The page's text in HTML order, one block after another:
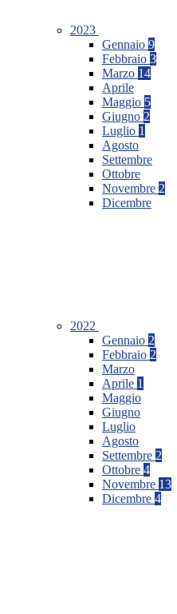
2023
Gennaio 9
Febbraio 3
Marzo 14
Aprile
Maggio 5
Giugno 2
Luglio 1
Agosto
Settembre
Ottobre
Novembre 2
Dicembre
2022
Gennaio 2
Febbraio 2
Marzo
Aprile 1
Maggio
Giugno
Luglio
Agosto
Settembre 2
Ottobre 4
Novembre 13
Dicembre 4